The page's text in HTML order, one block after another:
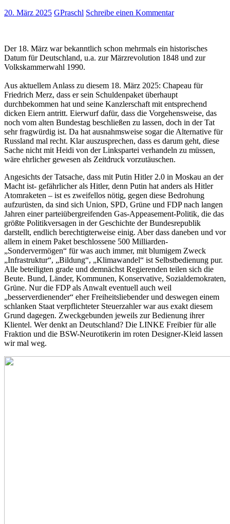
20. März 2025 GPraschl Schreibe einen Kommentar
Der 18. März war bekanntlich schon mehrmals ein historisches
Datum für Deutschland, u.a. zur Märzrevolution 1848 und zur
Volkskammerwahl 1990.
Aus aktuellem Anlass zu diesem 18. März 2025: Chapeau für
Friedrich Merz, dass er sein Schuldenpaket überhaupt
durchbekommen hat und seine Kanzlerschaft mit entsprechend
dicken Eiern antritt. Eierwurf dafür, dass die Vorgehensweise, das
noch vom alten Bundestag beschließen zu lassen, doch in der Tat
sehr fragwürdig ist. Da hat ausnahmsweise sogar die Alternative für
Russland mal recht. Klar auszusprechen, dass es darum geht, diese
Sache nicht mit Heidi von der Linkspartei verhandeln zu müssen,
wäre ehrlicher gewesen als Zeitdruck vorzutäuschen.
Angesichts der Tatsache, dass mit Putin Hitler 2.0 in Moskau an der
Macht ist- gefährlicher als Hitler, denn Putin hat anders als Hitler
Atomraketen – ist es zweifellos nötig, gegen diese Bedrohung
aufzurüsten, da sind sich Union, SPD, Grüne und FDP nach langen
Jahren einer parteiübergreifenden Gas-Appeasement-Politik, die das
größte Politikversagen in der Geschichte der Bundesrepublik
darstellt, endlich berechtigterweise einig. Aber dass daneben und vor
allem in einem Paket beschlossene 500 Milliarden-
„Sondervermögen“ für was auch immer, mit blumigem Zweck
„Infrastruktur“, „Bildung“, „Klimawandel“ ist Selbstbedienung pur.
Alle beteiligten grade und demnächst Regierenden teilen sich die
Beute. Bund, Länder, Kommunen, Konservative, Sozialdemokraten,
Grüne. Nur die FDP als Anwalt eventuell auch weil
„besserverdienender“ eher Freiheitsliebender und deswegen einem
schlanken Staat verpflichteter Steuerzahler war aus exakt diesem
Grund dagegen. Zweckgebunden jeweils zur Bedienung ihrer
Klientel. Wer denkt an Deutschland? Die LINKE Freibier für alle
Fraktion und die BSW-Neurotikerin im roten Designer-Kleid lassen
wir mal weg.